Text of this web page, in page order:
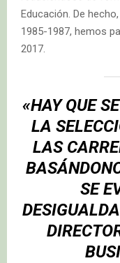
Educación. De
1985-1987, hemos
2017.
«HAY QUE
LA
LAS
SE